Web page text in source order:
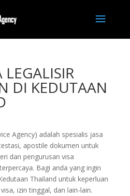
LEGALISIR
DI KEDUTAAN
Agency) adalah spesialis jasa
apostile dokumen untuk
dan pengurusan visa
Bagi anda yang ingin
Thailand untuk keperluan
izin tinggal, dan lain-lain.